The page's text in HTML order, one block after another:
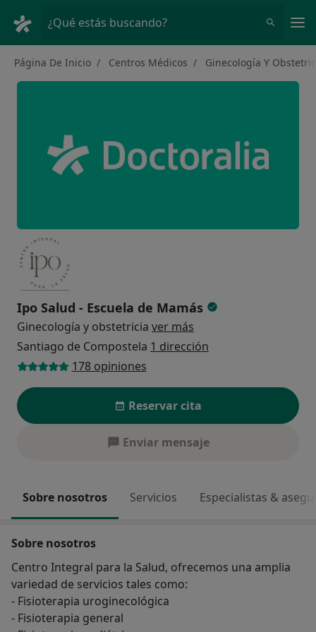
¿Qué estás buscando?
Página De Inicio Centros Médicos Ginecología Y
Ipo Salud - Escuela de Mamás
Ginecología y obstetricia ver más
Santiago de Compostela 1 dirección
178 opiniones
Reservar cita
Enviar mensaje
Sobre nosotros Servicios Especialistas &
Sobre nosotros
Centro Integral para la Salud, ofrecemos una amplia
variedad de servicios tales como:
- Fisioterapia uroginecológica
- Fisioterapia general